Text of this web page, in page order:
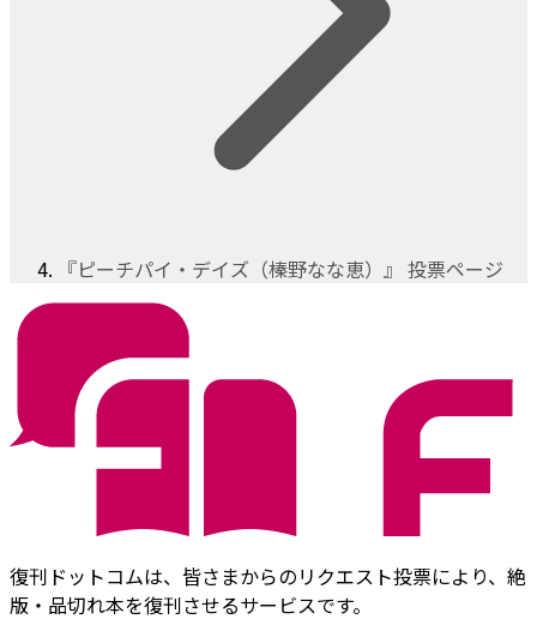
『ピーチパイ・デイズ（榛野なな恵）』 投票ページ
復刊ドットコムは、皆さまからのリクエスト投票により、絶
版・品切れ本を復刊させるサービスです。